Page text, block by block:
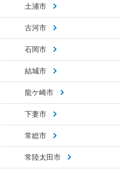
土浦市
古河市
石岡市
結城市
龍ケ崎市
下妻市
常総市
常陸太田市